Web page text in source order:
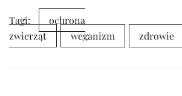
Tagi:
ochrona
zwierząt
weganizm zdrowie